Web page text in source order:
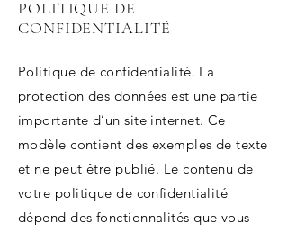
POLITIQUE DE
CONFIDENTIALITÉ
Politique de confidentialité. La
protection des données est une partie
importante d’un site internet. Ce
modèle contient des exemples de texte
et ne peut être publié. Le contenu de
votre politique de confidentialité
dépend des fonctionnalités que vous